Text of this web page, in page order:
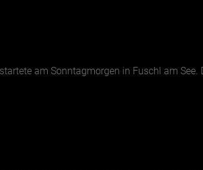
startete am Sonntagmorgen in Fuschl am